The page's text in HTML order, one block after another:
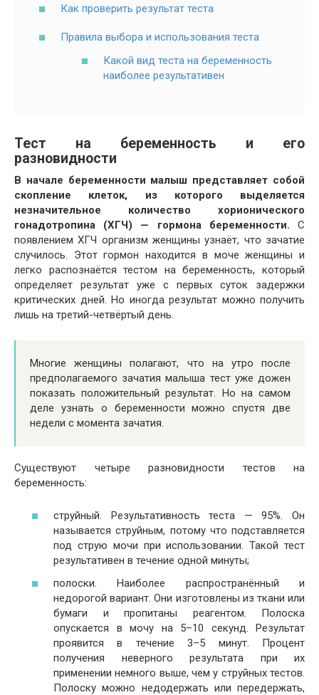
Как проверить результат теста
Правила выбора и использования теста
Какой вид теста на беременность
наиболее результативен
Тест на беременность и его
разновидности
В начале беременности малыш представляет собой
скопление клеток, из которого выделяется
незначительное количество хорионического
гонадотропина (ХГЧ) — гормона беременности. С
появлением ХГЧ организм женщины узнаёт, что зачатие
случилось. Этот гормон находится в моче женщины и
легко распознаётся тестом на беременность, который
определяет результат уже с первых суток задержки
критических дней. Но иногда результат можно получить
лишь на третий-четвёртый день.
Многие женщины полагают, что на утро после
предполагаемого зачатия малыша тест уже дожен
показать положительный результат. Но на самом
деле узнать о беременности можно спустя две
недели с момента зачатия.
Существуют четыре разновидности тестов на
беременность:
струйный. Результативность теста — 95%. Он
называется струйным, потому что подставляется
под струю мочи при использовании. Такой тест
результативен в течение одной минуты;
полоски. Наиболее распространённый и
недорогой вариант. Они изготовлены из ткани или
бумаги и пропитаны реагентом. Полоска
опускается в мочу на 5–10 секунд. Результат
проявится в течение 3–5 минут. Процент
получения неверного результата при их
применении немного выше, чем у струйных тестов.
Полоску можно недодержать или передержать,